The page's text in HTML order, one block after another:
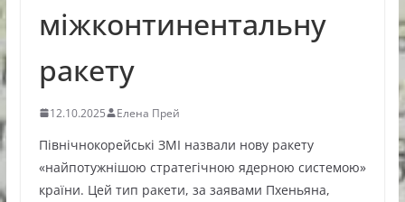
міжконтинентальну
ракету
12.10.2025 Елена Прей
Північнокорейські ЗМІ назвали нову ракету
«найпотужнішою стратегічною ядерною системою»
країни. Цей тип ракети, за заявами Пхеньяна,